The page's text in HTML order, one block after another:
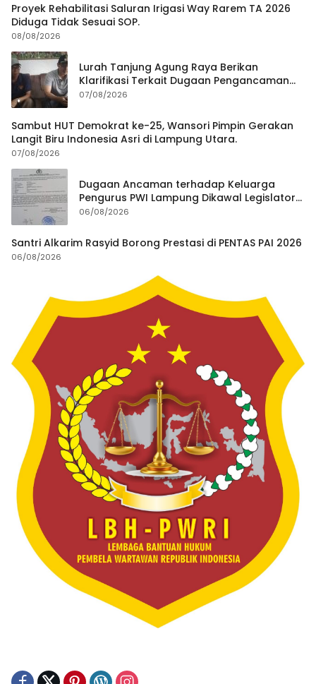
Proyek Rehabilitasi Saluran Irigasi Way Rarem TA 2026
Diduga Tidak Sesuai SOP.
08/08/2026
Lurah Tanjung Agung Raya Berikan
Klarifikasi Terkait Dugaan Pengancaman
Antar Warga Yang Berujung Laporan ke
07/08/2026
Sambut HUT Demokrat ke-25, Wansori Pimpin Gerakan
Langit Biru Indonesia Asri di Lampung Utara.
07/08/2026
Dugaan Ancaman terhadap Keluarga
Pengurus PWI Lampung Dikawal Legislator
dan Jurnalis
06/08/2026
Santri Alkarim Rasyid Borong Prestasi di PENTAS PAI 2026
06/08/2026